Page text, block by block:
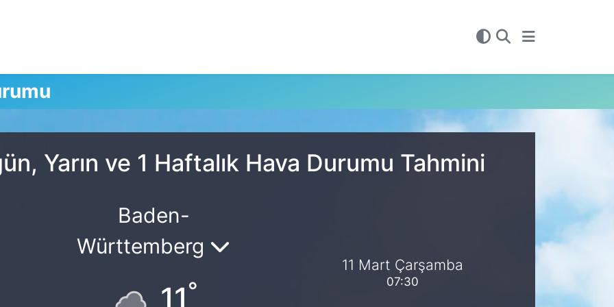
Yarın ve 1 Haftalık Hava Durumu Tahmini
Baden-
Württemberg
11°
11 Mart Çarşamba
07:30